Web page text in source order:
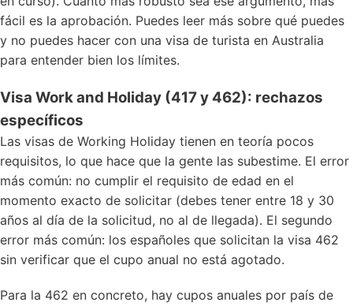
fácil es la aprobación. Puedes leer más sobre qué puedes
y no puedes hacer con una visa de turista en Australia
para entender bien los límites.
Visa Work and Holiday (417 y 462): rechazos
específicos
Las visas de Working Holiday tienen en teoría pocos
requisitos, lo que hace que la gente las subestime. El error
más común: no cumplir el requisito de edad en el
momento exacto de solicitar (debes tener entre 18 y 30
años al día de la solicitud, no al de llegada). El segundo
error más común: los españoles que solicitan la visa 462
sin verificar que el cupo anual no está agotado.
Para la 462 en concreto, hay cupos anuales por país de